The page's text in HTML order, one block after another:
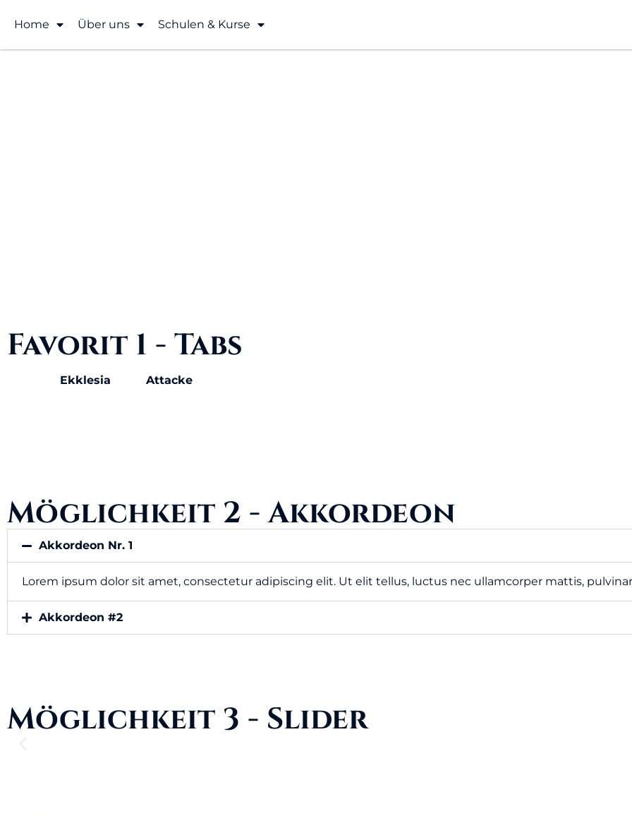
Home Über uns Schulen & Kurse
Favorit 1 - Tabs
Ekklesia Attacke
Möglichkeit 2 - Akkordeon
Akkordeon Nr. 1
Lorem ipsum dolor sit amet, consectetur adipiscing elit. Ut elit tellus, luctus nec ullamcorper mattis,
Akkordeon #2
Möglichkeit 3 - Slider